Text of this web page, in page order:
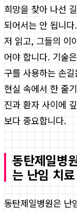
희망을 찾아 나선
되어서는 안 됩니
저 읽고, 그들의 이
어야 합니다. 기술
구를 사용하는 손
현실 속에서 한 줄
진과 환자 사이에
보다 중요합니다.
동탄제일병
는 난임 치료
동탄제일병원은 난